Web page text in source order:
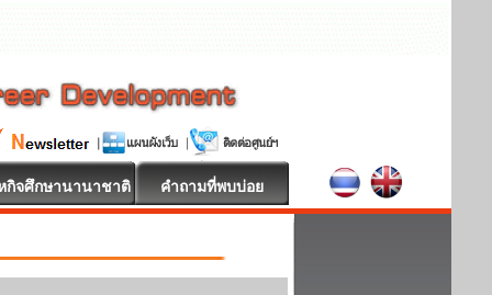
กิจศึกษานานาชาติ คำถามที่พบบ่อย